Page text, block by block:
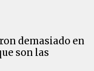
demasiado en
son las